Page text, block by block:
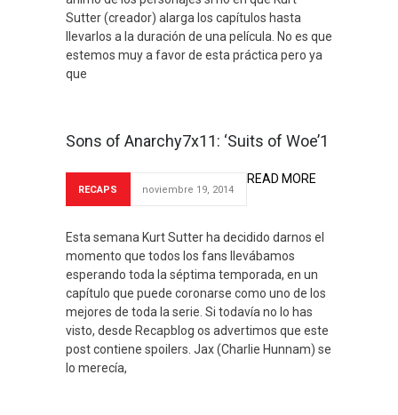
Sutter (creador) alarga los capítulos hasta
llevarlos a la duración de una película. No es que
estemos muy a favor de esta práctica pero ya
que
Sons of Anarchy7x11: ‘Suits of Woe’1
RECAPS noviembre 19, 2014
Esta semana Kurt Sutter ha decidido darnos el
momento que todos los fans llevábamos
esperando toda la séptima temporada, en un
capítulo que puede coronarse como uno de los
mejores de toda la serie. Si todavía no lo has
visto, desde Recapblog os advertimos que este
post contiene spoilers. Jax (Charlie Hunnam) se
lo merecía,
READ MORE